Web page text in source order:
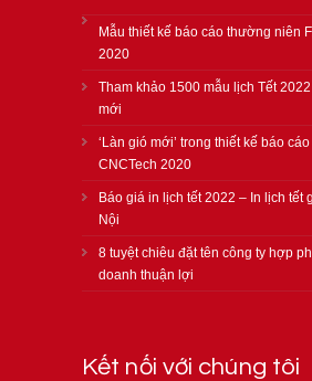
Mẫu thiết kế báo cáo thường niên
2020
Tham khảo 1500 mẫu lịch Tết
mới
‘Làn gió mới’ trong thiết kế báo
CNCTech 2020
Báo giá in lịch tết 2022 – In lịch tết
Nội
8 tuyệt chiêu đặt tên công ty hợp
doanh thuận lợi
Kết nối với chúng tôi